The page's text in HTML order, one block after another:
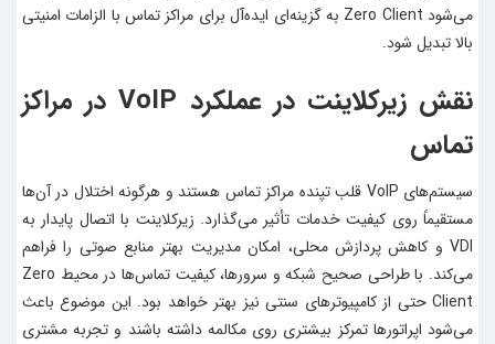
می‌شود Zero Client به گزینه‌ای ایده‌آل برای مراکز تماس با الزامات امنیتی
بالا تبدیل شود.
نقش زیرکلاینت در عملکرد VoIP در مراکز
تماس
سیستم‌های VoIP قلب تپنده مراکز تماس هستند و هرگونه اختلال در آن‌ها
مستقیماً روی کیفیت خدمات تأثیر می‌گذارد. زیرکلاینت با اتصال پایدار به
VDI و کاهش پردازش محلی، امکان مدیریت بهتر منابع صوتی را فراهم
می‌کند. با طراحی صحیح شبکه و سرورها، کیفیت تماس‌ها در محیط Zero
Client حتی از کامپیوترهای سنتی نیز بهتر خواهد بود. این موضوع باعث
می‌شود اپراتورها تمرکز بیشتری روی مکالمه داشته باشند و تجربه مشتری